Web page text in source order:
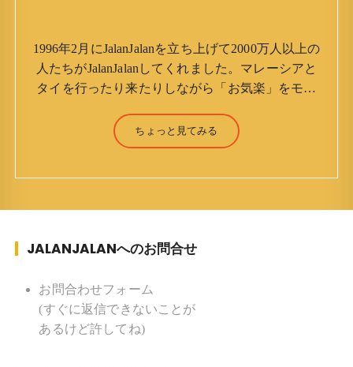
1996年2月にJalanJalanを立ち上げて2000万人以上の
人たちがJalanJalanしてくれました。マレーシアと
タイを行ったり来たりしながら「お気楽」をモッ
（Jun Yamamori） 生年月日 ：1959年7月4日(61
才) 生まれ ：香港(3才まで) 育
ク ソフトボール
督 BKKソフトボール「おぼんこ
ぼん 」監督 マレーシア歴：1991年から31年目 タ
イ歴 ：2001年から21年目
ちょっと見てみる
JALANJALANへのお問合せ
お問合わせフォーム
(すぐに返信できないことが
あるけど許してね)